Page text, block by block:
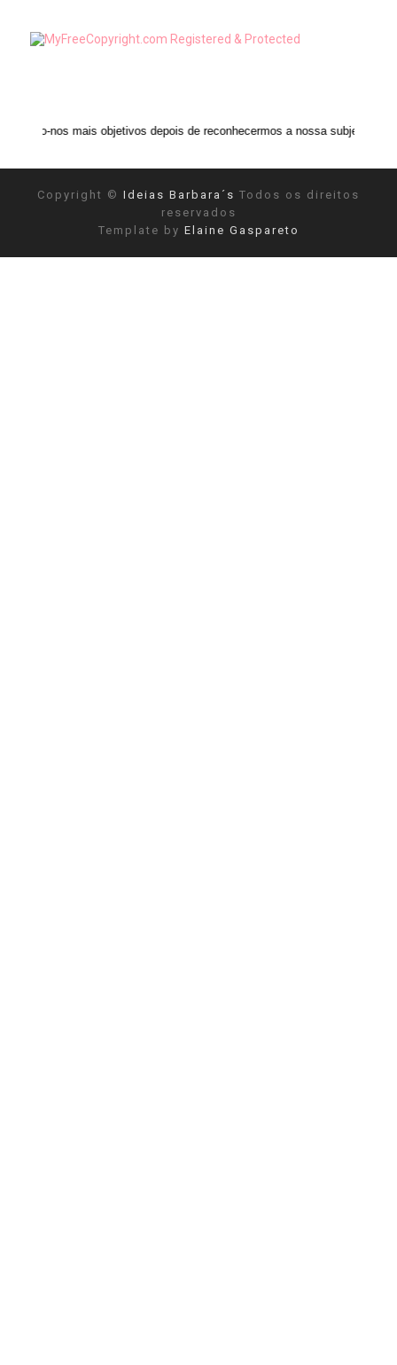
mais objetivos depois de reconhecermos a nossa subjetividade." ANAIS
Copyright © Ideias Barbara´s Todos os direitos
reservados
Template by Elaine Gaspareto